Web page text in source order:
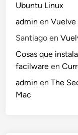
Ubuntu Linux
admin enVuelve
Santiago en
Cosas que
facilware en
admin enThe
Mac